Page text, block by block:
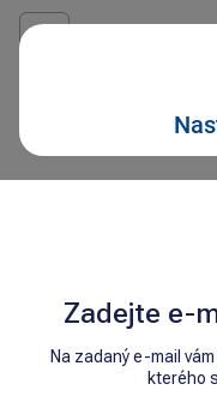
Zadejte e-
Na zadaný e-mail
kterého